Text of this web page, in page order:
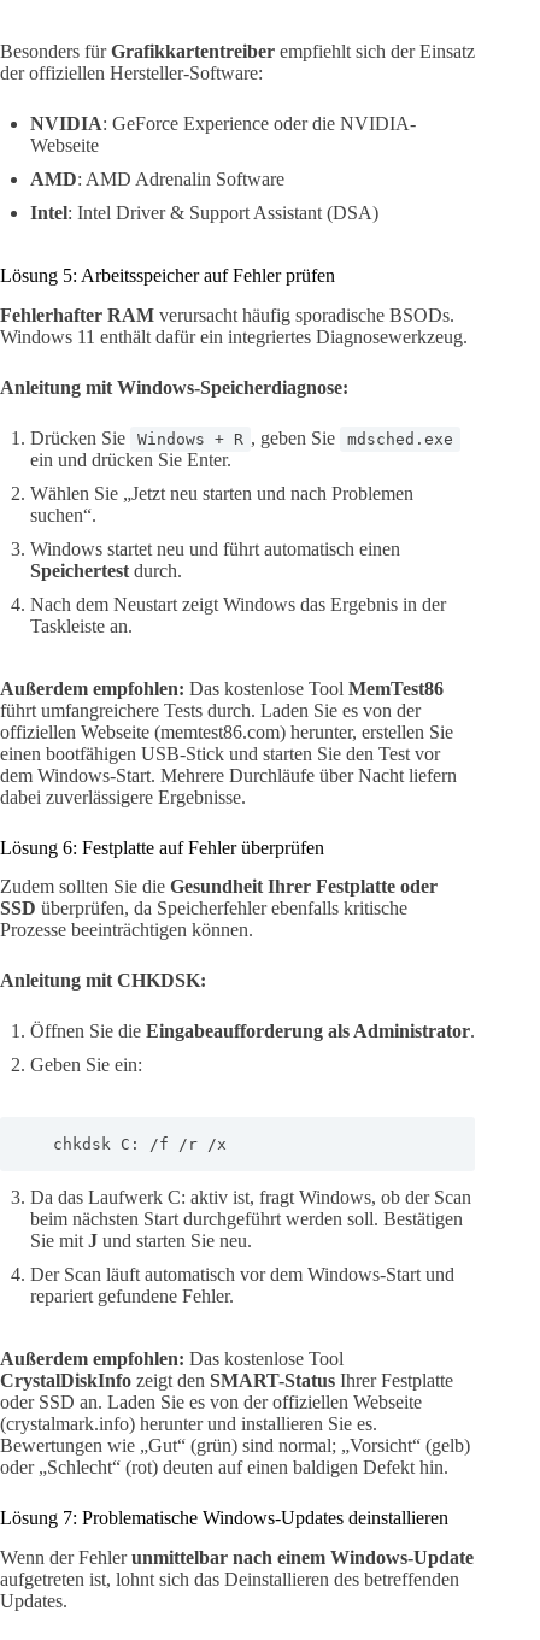
Besonders fürGrafikkartentreiber empfiehlt sich der Einsatz
der offiziellen Hersteller-Software:
NVIDIA: GeForce Experience oder die NVIDIA-
Webseite
AMD: AMD Adrenalin Software
Intel: Intel Driver & Support Assistant (DSA)
Lösung 5: Arbeitsspeicher auf Fehler prüfen
Fehlerhafter RAM verursacht häufig sporadische BSODs.
Windows 11 enthält dafür ein integriertes Diagnosewerkzeug.
Anleitung mit Windows-Speicherdiagnose:
Drücken Sie Windows + R , geben Sie mdsched.exe
ein und drücken Sie Enter.
Wählen Sie „Jetzt neu starten und nach Problemen
suchen“.
Windows startet neu und führt automatisch einen
Speichertest durch.
Nach dem Neustart zeigt Windows das Ergebnis in der
Taskleiste an.
Außerdem empfohlen: Das kostenlose Tool MemTest86
führt umfangreichere Tests durch. Laden Sie es von der
offiziellen Webseite (memtest86.com) herunter, erstellen Sie
einen bootfähigen USB-Stick und starten Sie den Test vor
dem Windows-Start. Mehrere Durchläufe über Nacht liefern
dabei zuverlässigere Ergebnisse.
Lösung 6: Festplatte auf Fehler überprüfen
Zudem sollten Sie die Gesundheit Ihrer Festplatte oder
SSD überprüfen, da Speicherfehler ebenfalls kritische
Prozesse beeinträchtigen können.
Anleitung mit CHKDSK:
Öffnen Sie die Eingabeaufforderung als Administrator.
Geben Sie ein:
   chkdsk C: /f /r /x
Da das Laufwerk C: aktiv ist, fragt Windows, ob der Scan
beim nächsten Start durchgeführt werden soll. Bestätigen
Sie mit J und starten Sie neu.
Der Scan läuft automatisch vor dem Windows-Start und
repariert gefundene Fehler.
Außerdem empfohlen: Das kostenlose Tool
CrystalDiskInfo zeigt den SMART-Status Ihrer Festplatte
oder SSD an. Laden Sie es von der offiziellen Webseite
(crystalmark.info) herunter und installieren Sie es.
Bewertungen wie „Gut“ (grün) sind normal; „Vorsicht“ (gelb)
oder „Schlecht“ (rot) deuten auf einen baldigen Defekt hin.
Lösung 7: Problematische Windows-Updates deinstallieren
Wenn der Fehlerunmittelbar nach einem Windows-Update
aufgetreten ist, lohnt sich das Deinstallieren des betreffenden
Updates.